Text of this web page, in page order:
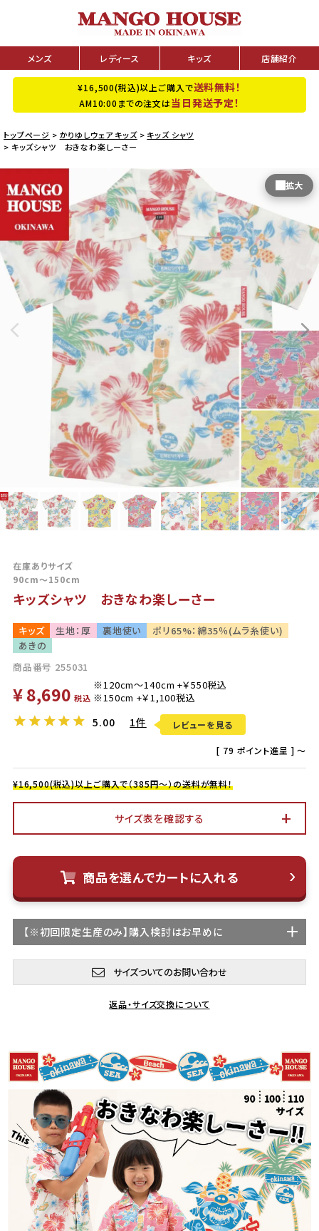
メンズ レディース キッズ 店舗紹介
¥16,500(税込)以上ご購入で送料無料！
AM10:00までの注文は当日発送予定！
トップページ かりゆしウェア キッズ
キッズ シャツ
キッズシャツ おきなわ楽しーさー
在庫ありサイズ
90cm～150cm
キッズシャツ おきなわ楽しーさー
キッズ 生地：厚 裏地使い
ポリ65%：綿35％(ムラ糸使い)
あきの
商品番号 255031
¥8,690 税込
5.00 1件 レビューを見る
[ 79 ポイント進呈 ] 〜
¥16,500(税込)以上ご購入で（385円～）の送料が無料！
サイズ表を確認する
商品を選んでカートに入れる
【※初回限定生産のみ】購入検討はお早めに
サイズついてのお問い合わせ
返品・サイズ交換について